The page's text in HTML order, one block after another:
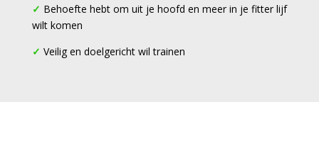
✓ Behoefte hebt om uit je hoofd en meer in je fitter lijf
wilt komen
✓ Veilig en doelgericht wil trainen